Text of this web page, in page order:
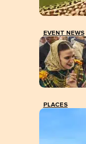
EVENT NEWS
PLACES